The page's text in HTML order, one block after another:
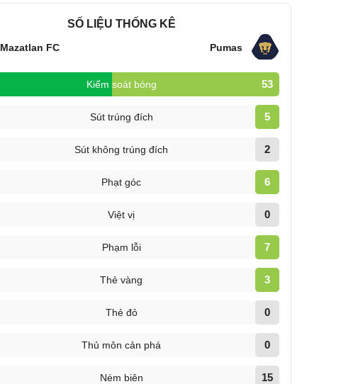
SỐ LIỆU THỐNG KÊ
Mazatlan FC Pumas
Kiểm soát bóng 53
Sút trúng đích 5
Sút không trúng đích 2
Phạt góc 6
Việt vị 0
Phạm lỗi 7
Thẻ vàng 3
Thẻ đỏ 0
Thủ môn cản phá 0
Ném biên 15